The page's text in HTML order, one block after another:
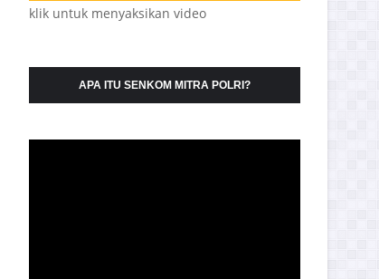
klik untuk menyaksikan video
APA ITU SENKOM MITRA POLRI?